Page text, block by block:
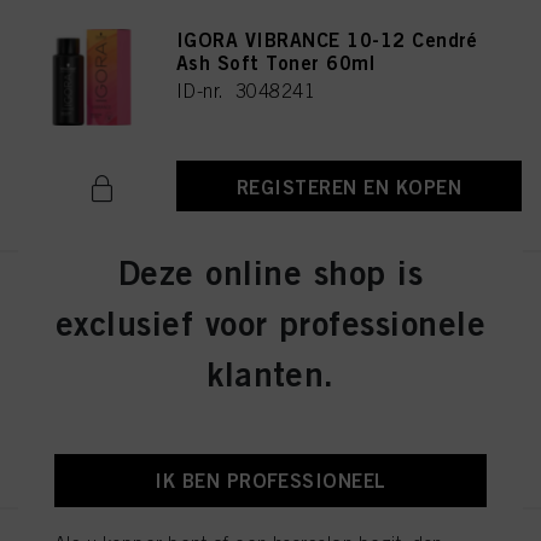
IGORA VIBRANCE 10-12 Cendré
Ash Soft Toner 60ml
ID-nr. 3048241
REGISTEREN EN KOPEN
IGORA VIBRANCE 4-13 Medium
Brown Cendré Matte 60ml
ID-nr. 3048290
Deze online shop is
exclusief voor professionele
klanten.
IK BEN PROFESSIONEEL